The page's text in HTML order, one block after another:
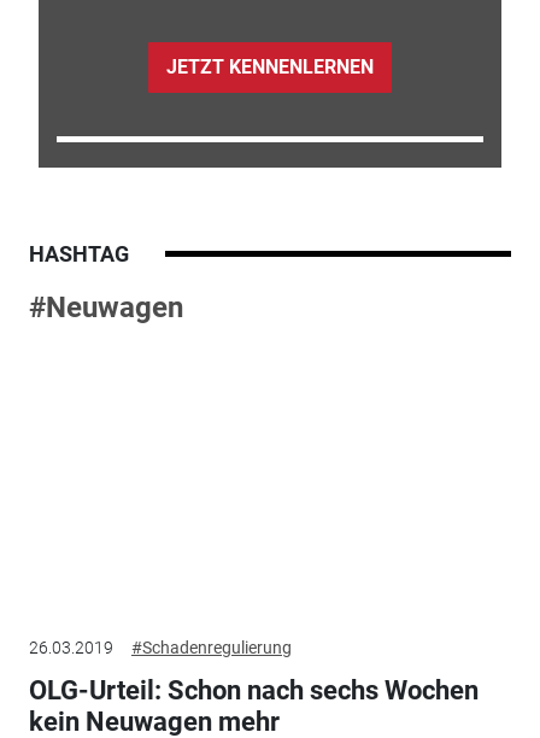
JETZT KENNENLERNEN
HASHTAG
#Neuwagen
26.03.2019 #Schadenregulierung
OLG-Urteil: Schon nach sechs Wochen
kein Neuwagen mehr